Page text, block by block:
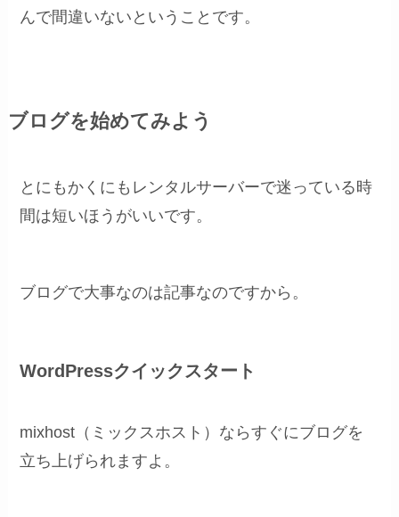
んで間違いないということです。
ブログを始めてみよう
とにもかくにもレンタルサーバーで迷っている時
間は短いほうがいいです。
ブログで大事なのは記事なのですから。
WordPressクイックスタート
mixhost（ミックスホスト）ならすぐにブログを
立ち上げられますよ。